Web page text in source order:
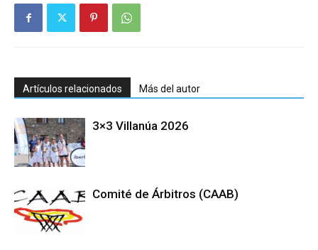
Artículos relacionados Más del autor
3×3 Villanúa 2026
Comité de Árbitros (CAAB)